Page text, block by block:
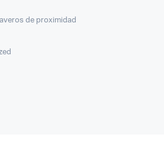
de proximidad